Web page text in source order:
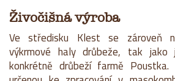
Živočišná výroba
Ve středisku Klest se zároveň
výkrmové haly drůbeže, tak
konkrétně drůbeží farmě